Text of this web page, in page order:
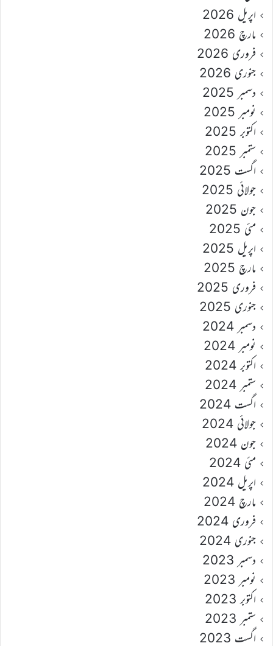
اپریل 2026
مارچ 2026
فروری 2026
جنوری 2026
دسمبر 2025
نومبر 2025
اکتوبر 2025
ستمبر 2025
اگست 2025
جولائی 2025
جون 2025
مئی 2025
اپریل 2025
مارچ 2025
فروری 2025
جنوری 2025
دسمبر 2024
نومبر 2024
اکتوبر 2024
ستمبر 2024
اگست 2024
جولائی 2024
جون 2024
مئی 2024
اپریل 2024
مارچ 2024
فروری 2024
جنوری 2024
دسمبر 2023
نومبر 2023
اکتوبر 2023
ستمبر 2023
اگست 2023